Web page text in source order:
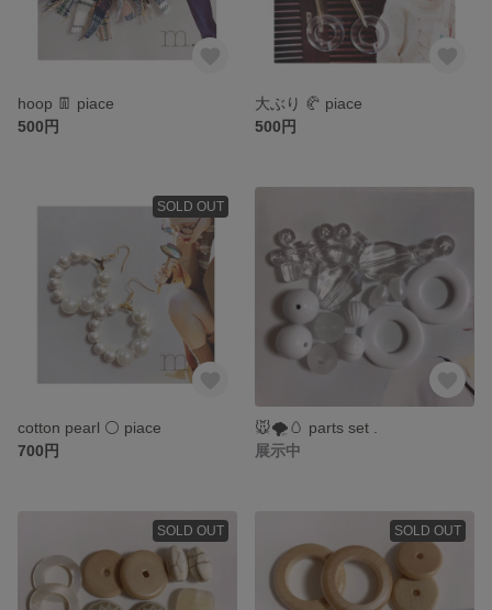
hoop 👖 piace
500円
大ぶり 🥐 piace
500円
SOLD OUT
cotton pearl ⚪️ piace
700円
🐭🌪🥚 parts set .
展示中
SOLD OUT SOLD OUT